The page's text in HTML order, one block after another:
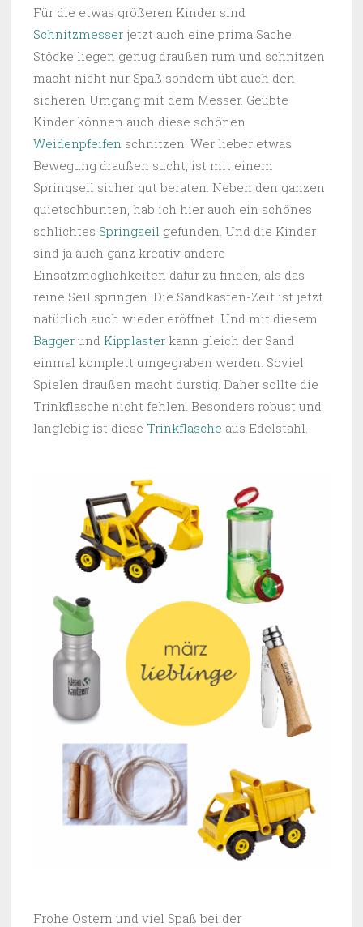
Für die etwas größeren Kinder sind
Schnitzmesser jetzt auch eine prima Sache.
Stöcke liegen genug draußen rum und schnitzen
macht nicht nur Spaß sondern übt auch den
sicheren Umgang mit dem Messer. Geübte
Kinder können auch diese schönen
Weidenpfeifen schnitzen. Wer lieber etwas
Bewegung draußen sucht, ist mit einem
Springseil sicher gut beraten. Neben den ganzen
quietschbunten, hab ich hier auch ein schönes
schlichtes Springseil gefunden. Und die Kinder
sind ja auch ganz kreativ andere
Einsatzmöglichkeiten dafür zu finden, als das
reine Seil springen. Die Sandkasten-Zeit ist jetzt
natürlich auch wieder eröffnet. Und mit diesem
Bagger und Kipplaster kann gleich der Sand
einmal komplett umgegraben werden. Soviel
Spielen draußen macht durstig. Daher sollte die
Trinkflasche nicht fehlen. Besonders robust und
langlebig ist diese Trinkflasche aus Edelstahl.
Frohe Ostern und viel Spaß bei der